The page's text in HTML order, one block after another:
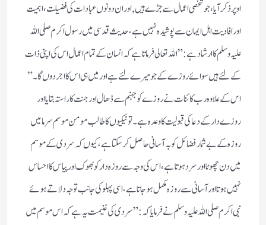
اوپر ذکر آیا، جو شخصی اعمال سے جڑے ہیں,اور ان دونوں عبادات کی فضیلت، اہمیت
اور افادیت اہل ایمان سے پوشیدہ نہیں ہے، حدیث قدسی میں رسول اکرم صلی اللہ
علیہ وسلم کا ارشاد ہے: ”اللہ تعالی فرماتا ہے کہ انسان کے تمام اعمال اس کی اپنی ذات
کے لئے ہیں سوائے روزے کے جو میرے لئے ہے اور میں ہی اس کا اجر دوں گا۔”
اس کے علاوہ رب کائنات نے روزے کو جہنم سے ڈھال اور جنت کا راستہ بتایا اور
روزے دار کے دعا کی قبولیت کا وعدہ ہے۔ تو نیکیوں کا طالب مومن موسم سرما میں
روزہ کے بے شمار فضائل کو بہ آسانی حاصل کرسکتا ہے، کیوں کہ سردی کے موسم
میں دن چھوٹا اور سرد ہوتا ہے، اس کی وجہ سے روزہ دار کو بھوک اور پیاس کا احساس
نہیں ہوتا اور آسانی سے روزہ مکمل ہوجاتا ہے، اسی پہلو کی جانب توجہ دلاتے ہوئے
نبی اکرم صلی اللہ علیہ وسلم نے فرمایا کہ: ”سردی کی غنیمت یہ ہے کہ اس موسم میں